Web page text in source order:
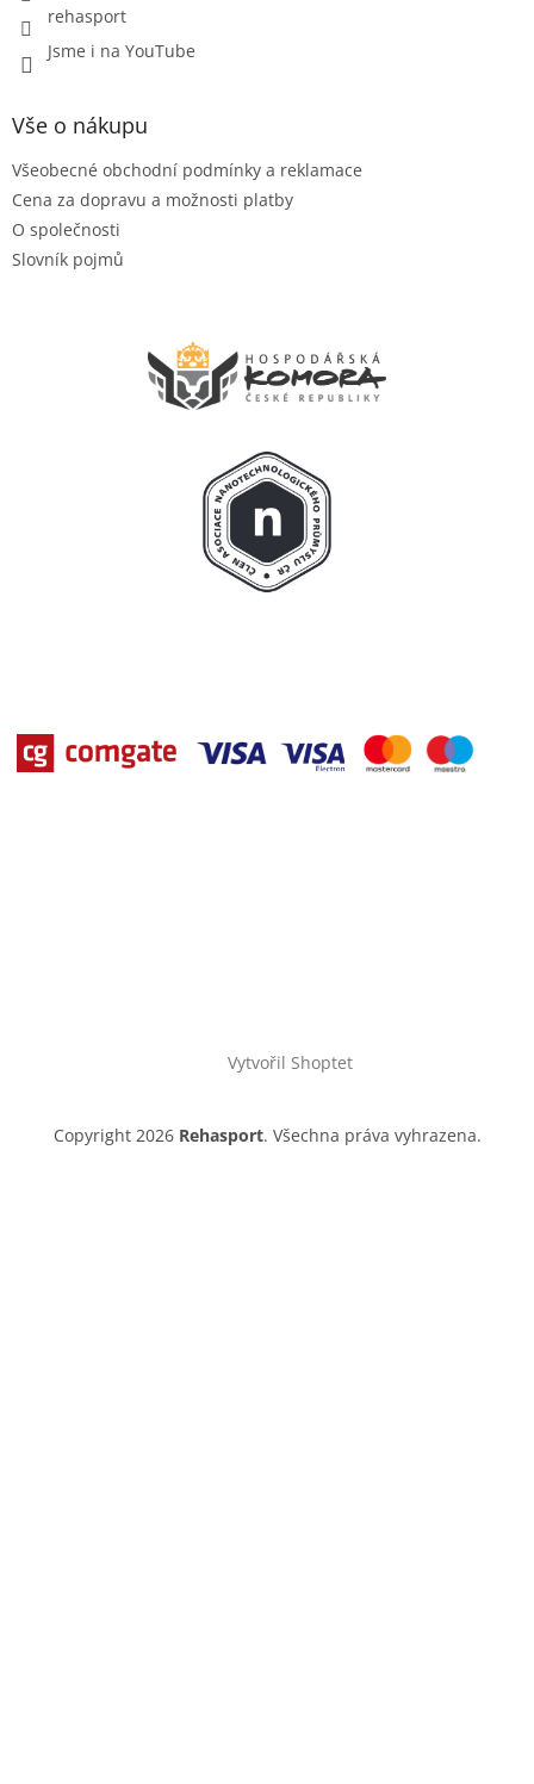
rehasport
Jsme i na YouTube
Vše o nákupu
Všeobecné obchodní podmínky a reklamace
Cena za dopravu a možnosti platby
O společnosti
Slovník pojmů
Vytvořil Shoptet
Copyright 2026 Rehasport. Všechna práva vyhrazena.